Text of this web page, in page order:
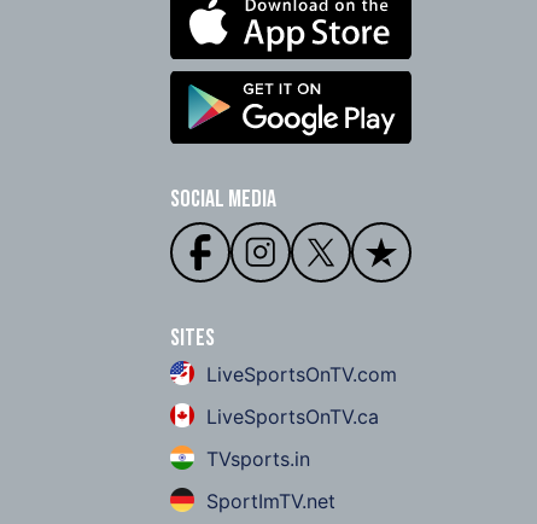
Social Media
Sites
LiveSportsOnTV.com
LiveSportsOnTV.ca
TVsports.in
SportImTV.net